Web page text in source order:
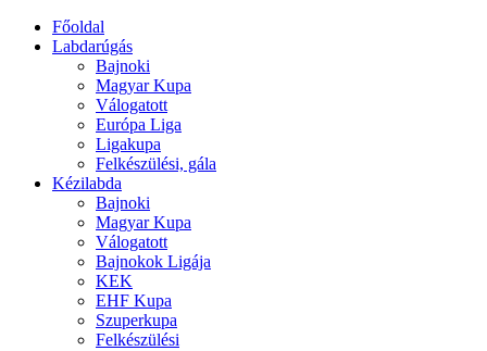
Főoldal
Labdarúgás
Bajnoki
Magyar Kupa
Válogatott
Európa Liga
Ligakupa
Felkészülési, gála
Kézilabda
Bajnoki
Magyar Kupa
Válogatott
Bajnokok Ligája
KEK
EHF Kupa
Szuperkupa
Felkészülési